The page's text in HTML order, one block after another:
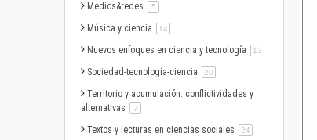
Medios&redes 5artículo
Música y ciencia 14
Nuevos enfoques en ciencia y tecnología 13
Sociedad-tecnología-ciencia 20
Territorio y acumulación: conflictividades y
alternativas
7artículo
Textos y lecturas en ciencias sociales 24